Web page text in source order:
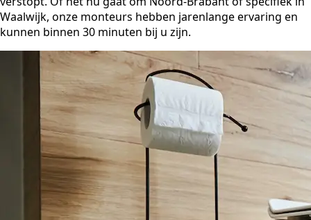
Waalwijk, onze monteurs hebben jarenlange ervaring en
kunnen binnen 30 minuten bij u zijn.